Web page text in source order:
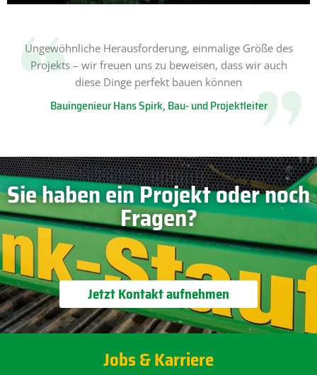
Ungewöhnliche Herausforderung, einmalige Größe des
Projekts – wir freuen uns zu beweisen, dass wir auch
diese Dinge perfekt bauen können
Bauingenieur Hans Spirk, Bau- und Projektleiter
Sie haben ein Projekt oder noch
Fragen?
Jetzt Kontakt aufnehmen
Jobs & Karriere